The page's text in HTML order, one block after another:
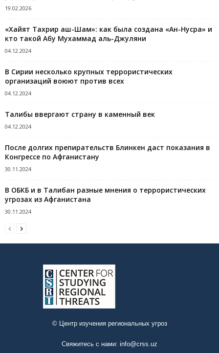
19.02.2026
«Хайят Тахрир аш-Шам»: как была создана «Ан-Нусра» и
кто такой Абу Мухаммад аль-Джуляни
04.12.2024
В Сирии несколько крупных террористических
организаций воюют против всех
04.12.2024
Талибы ввергают страну в каменный век
04.12.2024
После долгих препирательств Блинкен даст показания в
Конгрессе по Афганистану
30.11.2024
В ОБКБ и в Талибан разные мнения о террористических
угрозах из Афганистана
30.11.2024
© Центр изучения региональных угроз
Свяжитесь с нами: info@crss.uz